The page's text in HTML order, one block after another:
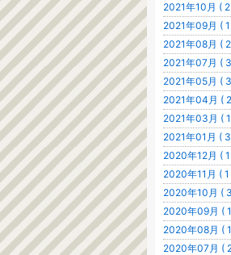
2021年10月 ( 2
2021年09月 ( 1
2021年08月 (
2021年07月 (
2021年05月 (
2021年04月 (
2021年03月 (
2021年01月 (
2020年12月 ( 1
2020年11月 ( 1
2020年10月 (
2020年09月 (
2020年08月 (
2020年07月 (